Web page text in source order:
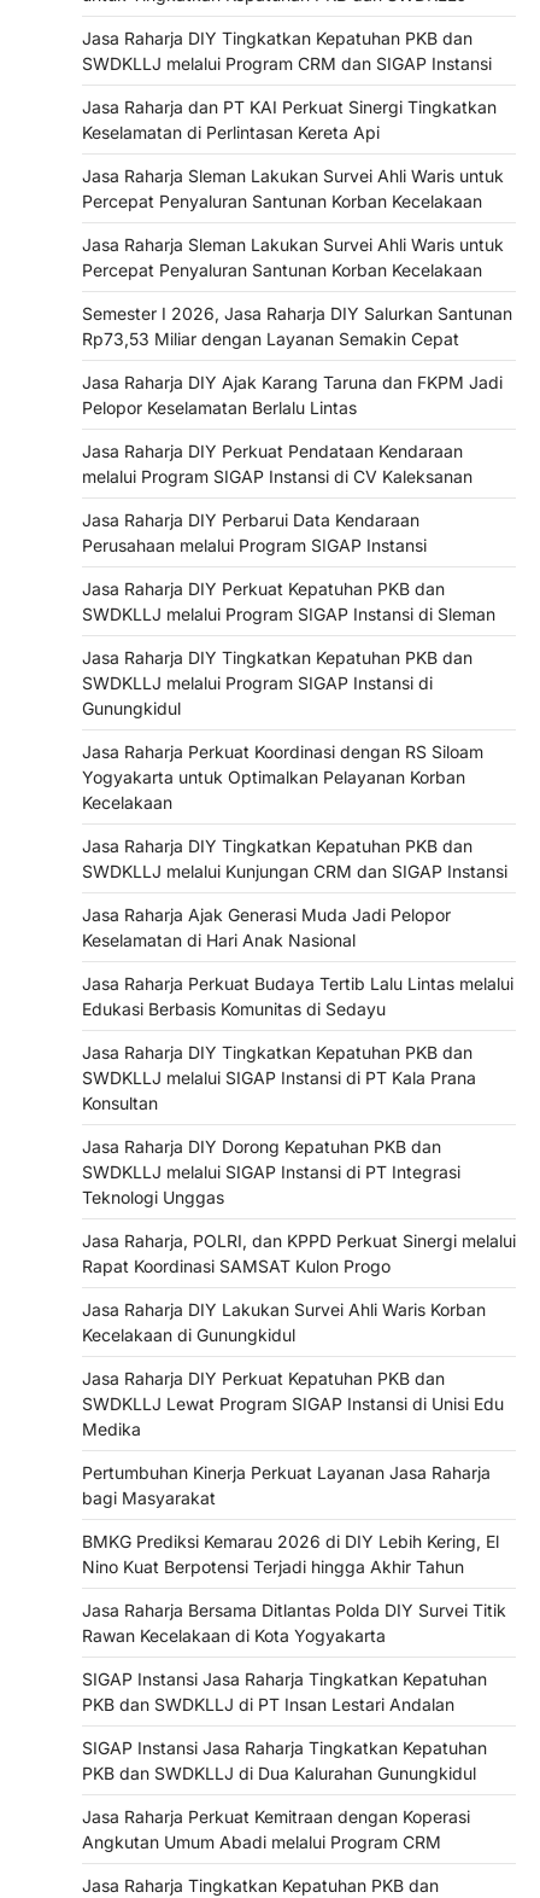
Jasa Raharja DIY Tingkatkan Kepatuhan PKB dan
SWDKLLJ melalui Program CRM dan SIGAP Instansi
Jasa Raharja dan PT KAI Perkuat Sinergi Tingkatkan
Keselamatan di Perlintasan Kereta Api
Jasa Raharja Sleman Lakukan Survei Ahli Waris untuk
Percepat Penyaluran Santunan Korban Kecelakaan
Jasa Raharja Sleman Lakukan Survei Ahli Waris untuk
Percepat Penyaluran Santunan Korban Kecelakaan
Semester I 2026, Jasa Raharja DIY Salurkan Santunan
Rp73,53 Miliar dengan Layanan Semakin Cepat
Jasa Raharja DIY Ajak Karang Taruna dan FKPM Jadi
Pelopor Keselamatan Berlalu Lintas
Jasa Raharja DIY Perkuat Pendataan Kendaraan
melalui Program SIGAP Instansi di CV Kaleksanan
Jasa Raharja DIY Perbarui Data Kendaraan
Perusahaan melalui Program SIGAP Instansi
Jasa Raharja DIY Perkuat Kepatuhan PKB dan
SWDKLLJ melalui Program SIGAP Instansi di Sleman
Jasa Raharja DIY Tingkatkan Kepatuhan PKB dan
SWDKLLJ melalui Program SIGAP Instansi di
Gunungkidul
Jasa Raharja Perkuat Koordinasi dengan RS Siloam
Yogyakarta untuk Optimalkan Pelayanan Korban
Kecelakaan
Jasa Raharja DIY Tingkatkan Kepatuhan PKB dan
SWDKLLJ melalui Kunjungan CRM dan SIGAP Instansi
Jasa Raharja Ajak Generasi Muda Jadi Pelopor
Keselamatan di Hari Anak Nasional
Jasa Raharja Perkuat Budaya Tertib Lalu Lintas melalui
Edukasi Berbasis Komunitas di Sedayu
Jasa Raharja DIY Tingkatkan Kepatuhan PKB dan
SWDKLLJ melalui SIGAP Instansi di PT Kala Prana
Konsultan
Jasa Raharja DIY Dorong Kepatuhan PKB dan
SWDKLLJ melalui SIGAP Instansi di PT Integrasi
Teknologi Unggas
Jasa Raharja, POLRI, dan KPPD Perkuat Sinergi melalui
Rapat Koordinasi SAMSAT Kulon Progo
Jasa Raharja DIY Lakukan Survei Ahli Waris Korban
Kecelakaan di Gunungkidul
Jasa Raharja DIY Perkuat Kepatuhan PKB dan
SWDKLLJ Lewat Program SIGAP Instansi di Unisi Edu
Medika
Pertumbuhan Kinerja Perkuat Layanan Jasa Raharja
bagi Masyarakat
BMKG Prediksi Kemarau 2026 di DIY Lebih Kering, El
Nino Kuat Berpotensi Terjadi hingga Akhir Tahun
Jasa Raharja Bersama Ditlantas Polda DIY Survei Titik
Rawan Kecelakaan di Kota Yogyakarta
SIGAP Instansi Jasa Raharja Tingkatkan Kepatuhan
PKB dan SWDKLLJ di PT Insan Lestari Andalan
SIGAP Instansi Jasa Raharja Tingkatkan Kepatuhan
PKB dan SWDKLLJ di Dua Kalurahan Gunungkidul
Jasa Raharja Perkuat Kemitraan dengan Koperasi
Angkutan Umum Abadi melalui Program CRM
Jasa Raharja Tingkatkan Kepatuhan PKB dan